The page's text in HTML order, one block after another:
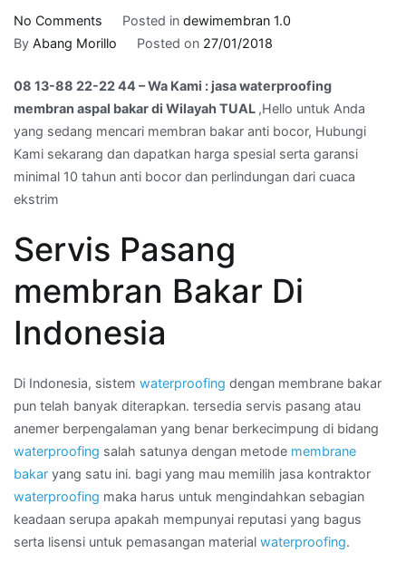
No Comments
08
88
22-
22
44
–
:
waterproofing
aspal
di
Wilayah
TUAL
Posted in dewimembran 1.0
By Abang Morillo Posted on 27/01/2018
08 13-88 22-22 44 – Wa Kami : jasa waterproofing
membran aspal bakar di Wilayah TUAL ,Hello untuk Anda
yang sedang mencari membran bakar anti bocor, Hubungi
Kami sekarang dan dapatkan harga spesial serta garansi
minimal 10 tahun anti bocor dan perlindungan dari cuaca
ekstrim
Servis Pasang
membran Bakar Di
Indonesia
Di Indonesia, sistem waterproofing dengan membrane bakar
pun telah banyak diterapkan. tersedia servis pasang atau
anemer berpengalaman yang benar berkecimpung di bidang
waterproofing salah satunya dengan metode membrane
bakar yang satu ini. bagi yang mau memilih jasa kontraktor
waterproofing maka harus untuk mengindahkan sebagian
keadaan serupa apakah mempunyai reputasi yang bagus
serta lisensi untuk pemasangan material waterproofing.